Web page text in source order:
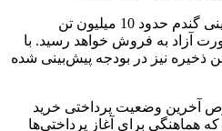
در عین حال مجموع خرید تضمینی گندم حدود 10 میلیون تن
آزاد به فروش خواهد رسید. با
واردات 3 میلیون تن ذخیره نیز در بودجه پیش‌بینی شده
آخرین وضعیت پرداختی خرید
هماهنگی برای آغاز پرداختی‌ها